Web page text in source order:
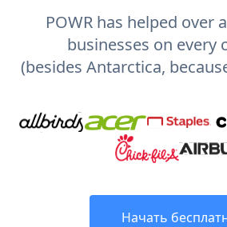
POWR has helped over
businesses on every
(besides Antarctica,
Начать